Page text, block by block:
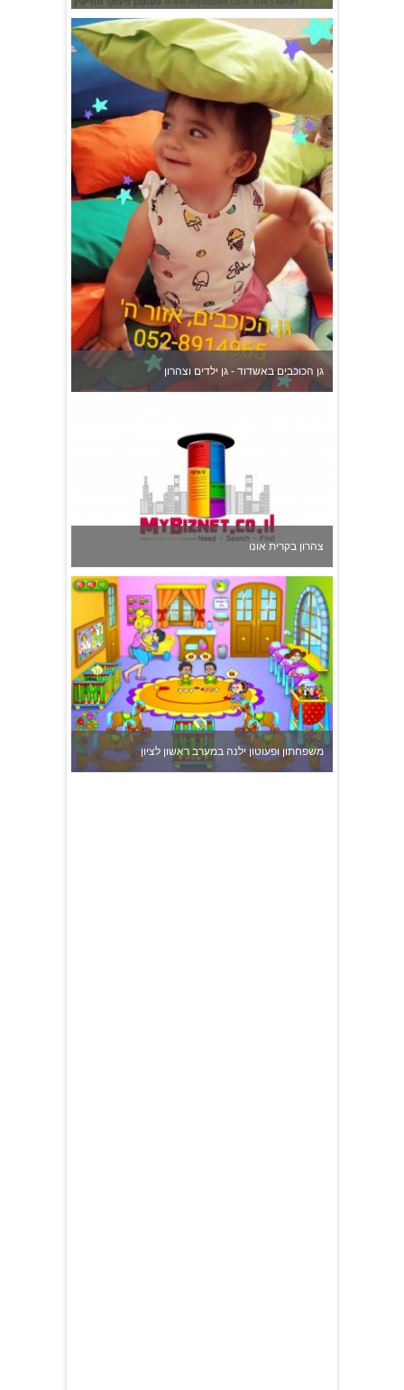
גן הכוכבים באשדוד - גן ילדים וצהרון
צהרון בקרית אונו
משפחתון ופעוטון ילנה במערב ראשון לציון